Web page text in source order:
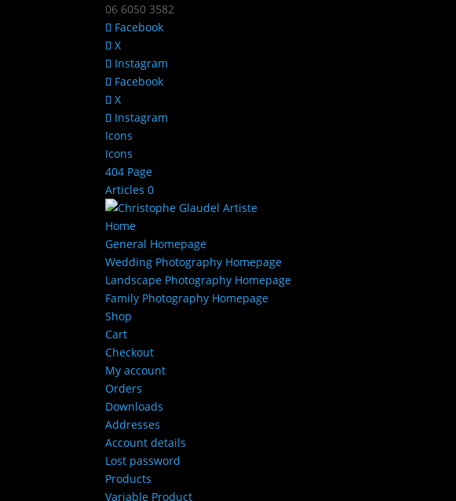
06 6050 3582
Facebook
X
Instagram
Facebook
X
Instagram
Icons
Icons
404 Page
Articles 0
Home
General Homepage
Wedding Photography Homepage
Landscape Photography Homepage
Family Photography Homepage
Shop
Cart
Checkout
My account
Orders
Downloads
Addresses
Account details
Lost password
Products
Variable Product